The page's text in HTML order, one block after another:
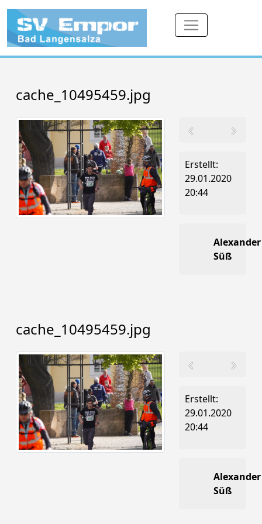
cache_10495459.jpg
Erstellt:
29.01.2020
20:44
Alexander
Süß
cache_10495459.jpg
Erstellt:
29.01.2020
20:44
Alexander
Süß